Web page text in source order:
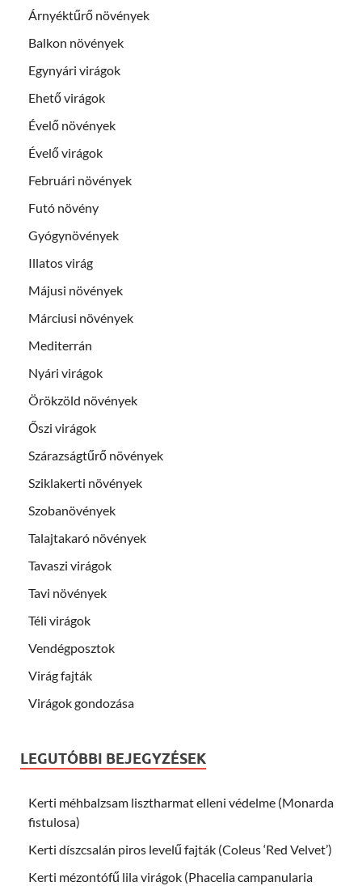
Árnyéktűrő növények
Balkon növények
Egynyári virágok
Ehető virágok
Évelő növények
Évelő virágok
Februári növények
Futó növény
Gyógynövények
Illatos virág
Májusi növények
Márciusi növények
Mediterrán
Nyári virágok
Örökzöld növények
Őszi virágok
Szárazságtűrő növények
Sziklakerti növények
Szobanövények
Talajtakaró növények
Tavaszi virágok
Tavi növények
Téli virágok
Vendégposztok
Virág fajták
Virágok gondozása
LEGUTÓBBI BEJEGYZÉSEK
Kerti méhbalzsam lisztharmat elleni védelme (Monarda
fistulosa)
Kerti díszcsalán piros levelű fajták (Coleus ‘Red Velvet’)
Kerti mézontófű lila virágok (Phacelia campanularia